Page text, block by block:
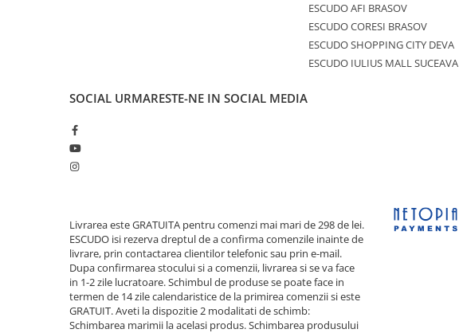
ESCUDO AFI BRASOV
ESCUDO CORESI BRASOV
ESCUDO SHOPPING CITY DEVA
ESCUDO IULIUS MALL SUCEAVA
SOCIAL URMARESTE-NE IN SOCIAL MEDIA
Livrarea este GRATUITA pentru comenzi mai mari de 298 de lei.
ESCUDO isi rezerva dreptul de a confirma comenzile inainte de
livrare, prin contactarea clientilor telefonic sau prin e-mail.
Dupa confirmarea stocului si a comenzii, livrarea si se va face
in 1-2 zile lucratoare. Schimbul de produse se poate face in
termen de 14 zile calendaristice de la primirea comenzii si este
GRATUIT. Aveti la dispozitie 2 modalitati de schimb:
Schimbarea marimii la acelasi produs. Schimbarea produsului